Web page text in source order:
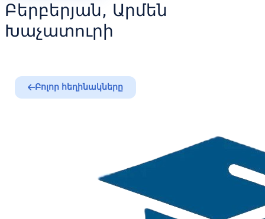
Բերբերյան, Արմեն
Խաչատուրի
Բոլոր հեղինակները